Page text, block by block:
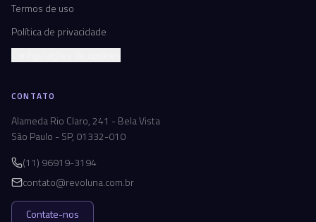
Termos de uso
Política de privacidade
CONTATO
Alameda Rio Claro, 241 - Bela Vista
São Paulo - SP, 01332-010
(11) 96919-3194
contato@revoluna.com.br
Contate-nos